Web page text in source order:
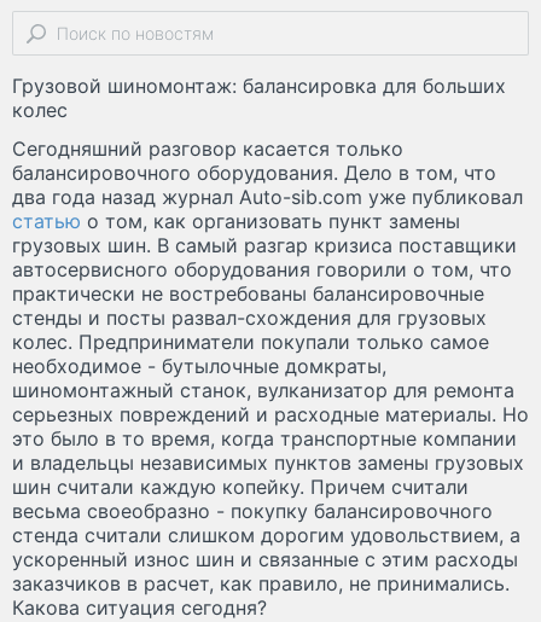
Грузовой шиномонтаж: балансировка для больших
колес
Сегодняшний разговор касается только
балансировочного оборудования. Дело в том, что
два года назад журнал Auto-sib.com уже публиковал
статью о том, как организовать пункт замены
грузовых шин. В самый разгар кризиса поставщики
автосервисного оборудования говорили о том, что
практически не востребованы балансировочные
стенды и посты развал-схождения для грузовых
колес. Предприниматели покупали только самое
необходимое - бутылочные домкраты,
шиномонтажный станок, вулканизатор для ремонта
серьезных повреждений и расходные материалы. Но
это было в то время, когда транспортные компании
и владельцы независимых пунктов замены грузовых
шин считали каждую копейку. Причем считали
весьма своеобразно - покупку балансировочного
стенда считали слишком дорогим удовольствием, а
ускоренный износ шин и связанные с этим расходы
заказчиков в расчет, как правило, не принимались.
Какова ситуация сегодня?